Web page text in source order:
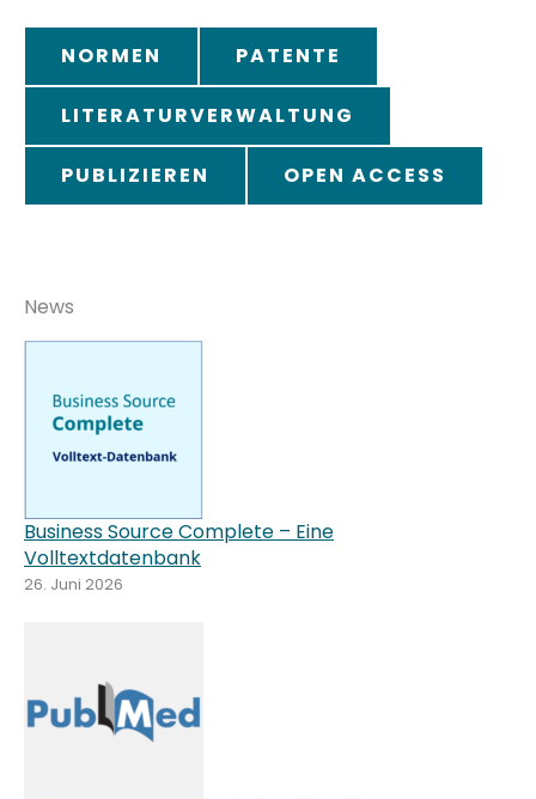
NORMEN PATENTE
LITERATURVERWALTUNG
PUBLIZIEREN OPEN ACCESS
News
Business Source Complete – Eine
Volltextdatenbank
26. Juni 2026